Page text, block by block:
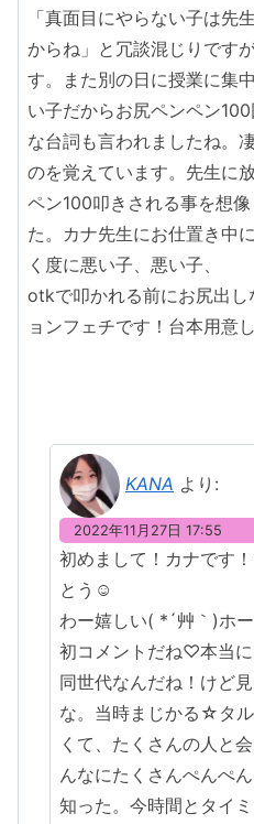
「真面目にやらない子は先
からね」と冗談混じりです
す。また別の日に授業に集
い子だからお尻ペンペン
な台詞も言われましたね。
のを覚えています。先生に
ペン100叩きされる事を想
た。カナ先生にお仕置き中
く度に悪い子、悪い子、
otkで叩かれる前にお尻出
ョンフェチです！台本用意
KANA より:
2022年11月27日 17:55
初めまして！カナです
とう☺
わー嬉しい( *´艸｀)ホ
初コメントだね♡本当に
同世代なんだね！けど
な。当時まじかる☆タ
くて、たくさんの人と
んなにたくさんぺんぺ
知った。今時間とタイ